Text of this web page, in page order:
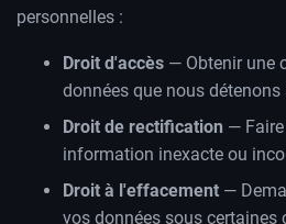
personnelles :
Droit d'accès — Obtenir une
données que nous
Droit de rectification —
information inexacte ou
Droit à l'effacement —
vos données sous certaines